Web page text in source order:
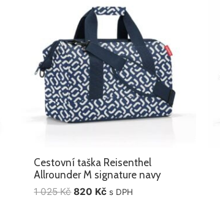
Cestovní taška Reisenthel
Allrounder M signature navy
1 025Kč
025 Kč.
820 Kč
820 Kč.
s DPH